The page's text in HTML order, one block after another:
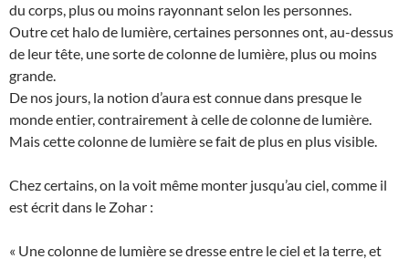
du corps, plus ou moins rayonnant selon les personnes.
Outre cet halo de lumière, certaines personnes ont, au-dessus
de leur tête, une sorte de colonne de lumière, plus ou moins
grande.
De nos jours, la notion d’aura est connue dans presque le
monde entier, contrairement à celle de colonne de lumière.
Mais cette colonne de lumière se fait de plus en plus visible.
Chez certains, on la voit même monter jusqu’au ciel, comme il
est écrit dans le Zohar :
« Une colonne de lumière se dresse entre le ciel et la terre, et